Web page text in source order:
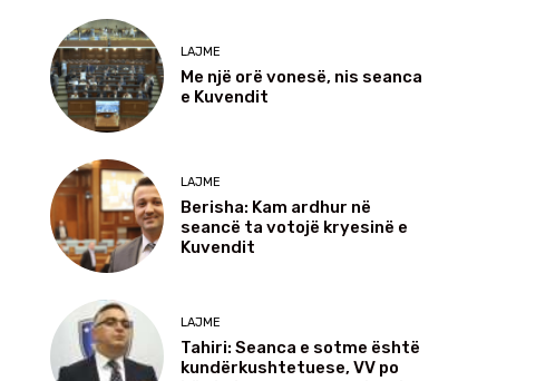
LAJME
Me një orë vonesë, nis seanca
e Kuvendit
LAJME
Berisha: Kam ardhur në
seancë ta votojë kryesinë e
Kuvendit
LAJME
Tahiri: Seanca e sotme është
kundërkushtetuese, VV po